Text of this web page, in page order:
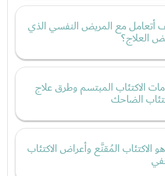
أتعامل مع المريض النفسي الذي
العلاج؟
الاكتئاب المبتسم وطرق علاج
الضاحك
الاكتئاب المُقنَّع وأعراض الاكتئاب